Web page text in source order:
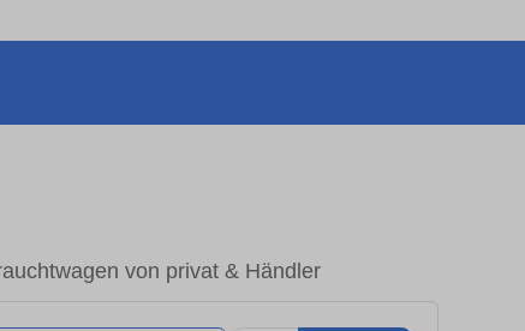
von privat & Händler